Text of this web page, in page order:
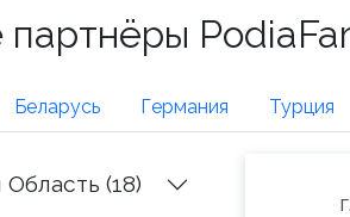
Беларусь Германия Турция
(18)